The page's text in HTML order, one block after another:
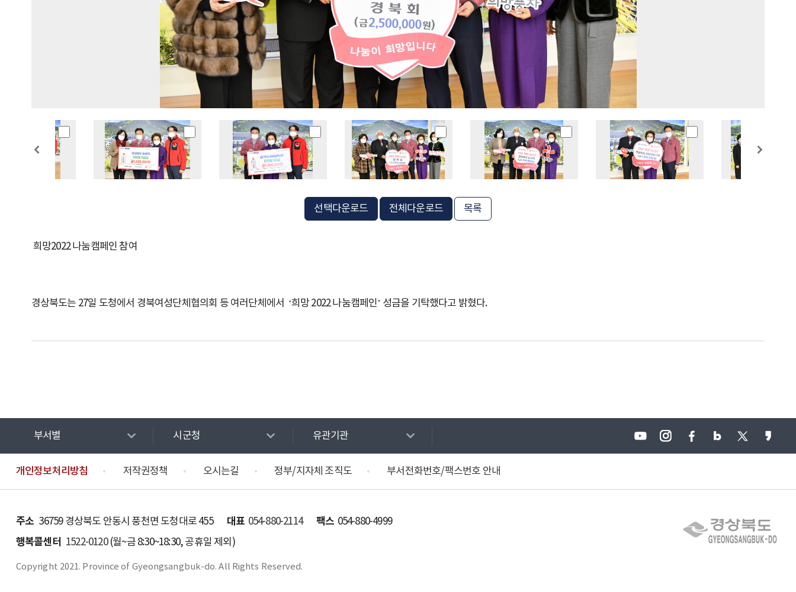
선택다운로드 전체다운로드 목록
희망2022 나눔캠페인 참여
경상북도는 27일 도청에서 경북여성단체협의회 등 여러단체에서 ‘희망 2022 나눔캠페인’ 성금을 기탁했다고 밝혔다.
부서별 시군청 유관기관
개인정보처리방침 저작권정책 오시는길 정부/지자체 조직도 부서전화번호/팩스번호 안내
주소 36759 경상북도 안동시 풍천면 도청대로 455 대표 054-880-2114 팩스 054-880-4999
행복콜센터 1522-0120(월~금 8:30~18:30, 공휴일 제외)
Copyright 2021. Province of Gyeongsangbuk-do. All Rights Reserved.